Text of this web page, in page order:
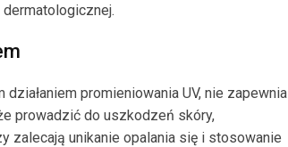
promieniowania UV, nie zapewnia
prowadzić do uszkodzeń skóry,
zalecają unikanie opalania się i stosowanie